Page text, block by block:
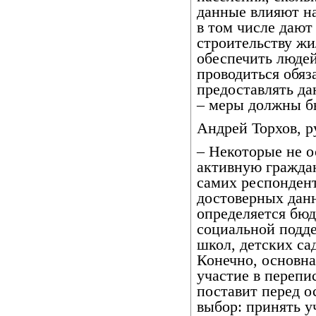
данные влияют
в том числе
строительству
обеспечить
проводиться
предоставлять
– меры должны
Андрей Торхов,
– Некоторые не
активную
самих
достоверных
определяется
социальной
школ, детских
Конечно,
участие в
поставит перед
выбор: принять